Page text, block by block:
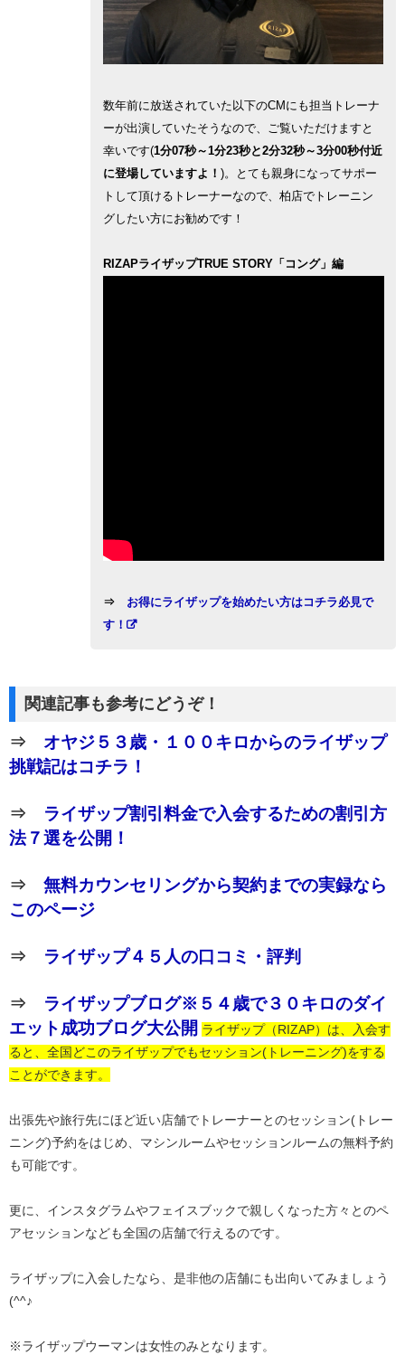
数年前に放送されていた以下のCMにも担当トレーナ
ーが出演していたそうなので、ご覧いただけますと
幸いです(1分07秒～1分23秒と2分32秒～3分00秒付近
に登場していますよ！ )。とても親身になってサポー
トして頂けるトレーナーなので、柏店でトレーニン
グしたい方にお勧めです！
RIZAPライザップTRUE STORY「コング」編
⇒
お得にライザップを始めたい方はコチラ必見で
す！
関連記事も参考にどうぞ！
⇒ オヤジ５３歳・１００キロからのライザップ
挑戦記はコチラ！
⇒ ライザップ割引料金で入会するための割引方
法７選を公開！
⇒ 無料カウンセリングから契約までの実録なら
このページ
⇒ ライザップ４５人の口コミ・評判
⇒ ライザップブログ※５４歳で３０キロのダイ
エット成功ブログ大公開 ライザップ（RIZAP）は、入会す
ると、全国どこのライザップでもセッション(トレーニング)をする
ことができます。
出張先や旅行先にほど近い店舗でトレーナーとのセッション(トレー
ニング)予約をはじめ、マシンルームやセッションルームの無料予約
も可能です。
更に、インスタグラムやフェイスブックで親しくなった方々とのペ
アセッションなども全国の店舗で行えるのです。
ライザップに入会したなら、是非他の店舗にも出向いてみましょう
(^^♪
※ライザップウーマンは女性のみとなります。